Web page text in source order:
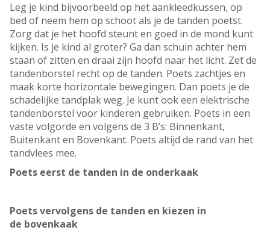
Leg je kind bijvoorbeeld op het aankleedkussen, op
bed of neem hem op schoot als je de tanden poetst.
Zorg dat je het hoofd steunt en goed in de mond kunt
kijken. Is je kind al groter? Ga dan schuin achter hem
staan of zitten en draai zijn hoofd naar het licht. Zet de
tandenborstel recht op de tanden. Poets zachtjes en
maak korte horizontale bewegingen. Dan poets je de
schadelijke tandplak weg. Je kunt ook een elektrische
tandenborstel voor kinderen gebruiken. Poets in een
vaste volgorde en volgens de 3 B’s: Binnenkant,
Buitenkant en Bovenkant. Poets altijd de rand van het
tandvlees mee.
Poets eerst de tanden in de onderkaak
Poets vervolgens de tanden en kiezen in
de bovenkaak